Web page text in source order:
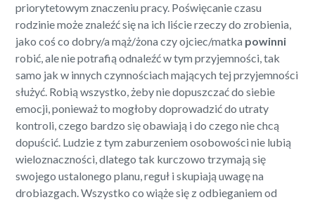
priorytetowym znaczeniu pracy. Poświęcanie czasu
rodzinie może znaleźć się na ich liście rzeczy do zrobienia,
jako coś co dobry/a mąż/żona czy ojciec/matka powinni
robić, ale nie potrafią odnaleźć w tym przyjemności, tak
samo jak w innych czynnościach mających tej przyjemności
służyć. Robią wszystko, żeby nie dopuszczać do siebie
emocji, ponieważ to mogłoby doprowadzić do utraty
kontroli, czego bardzo się obawiają i do czego nie chcą
dopuścić. Ludzie z tym zaburzeniem osobowości nie lubią
wieloznaczności, dlatego tak kurczowo trzymają się
swojego ustalonego planu, reguł i skupiają uwagę na
drobiazgach. Wszystko co wiąże się z odbieganiem od